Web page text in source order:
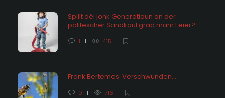
Spillt déi jonk Generatioun an der
politescher Sandkaul grad mam Feier?
1 415
Frank Bertemes: Verschwunden….
0 716